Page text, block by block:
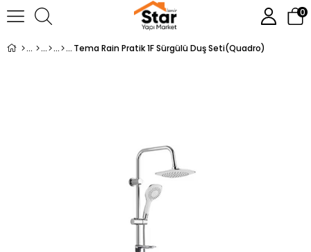
0
Tema Rain Pratik 1F Sürgülü Duş Seti(Quadro)